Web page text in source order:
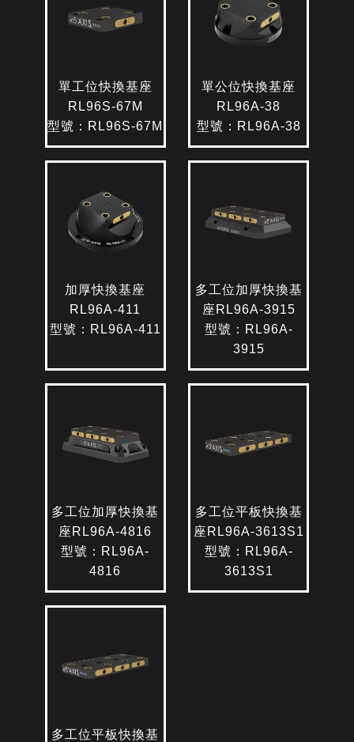
單工位快換基座
RL96S-67M
型號：RL96S-67M
單公位快換基座
RL96A-38
型號：RL96A-38
加厚快換基座
RL96A-411
型號：RL96A-411
多工位加厚快換基
座RL96A-3915
型號：RL96A-
3915
多工位加厚快換基
座RL96A-4816
型號：RL96A-
4816
多工位平板快換基
座RL96A-3613S1
型號：RL96A-
3613S1
多工位平板快換基